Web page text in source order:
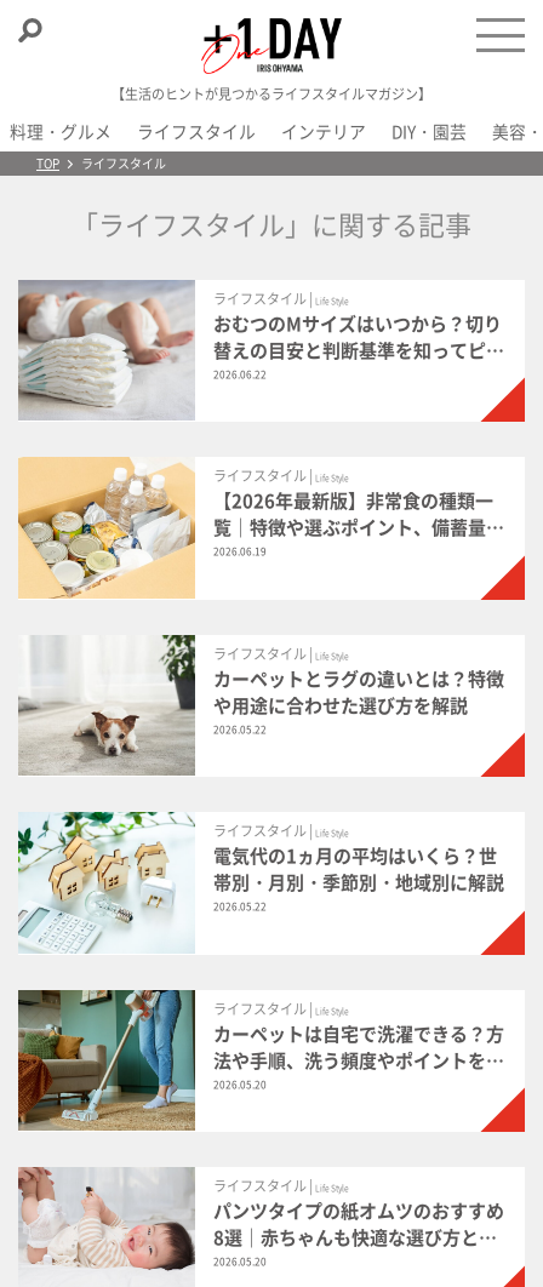
【生活のヒントが見つかるライフスタイルマガジン】
料理・グルメ ライフスタイル インテリア DIY・園芸 美容
TOP＋1 Dayライフスタイル
「ライフスタイル」に関する記事
ライフスタイル |Life Style
おむつのMサイズはいつから？切り
替えの目安と判断基準を知ってピッ
タリ快適に
2026.06.22
ライフスタイル |Life Style
【2026年最新版】非常食の種類一
覧｜特徴や選ぶポイント、備蓄量の
目安も解説
2026.06.19
ライフスタイル |Life Style
カーペットとラグの違いとは？特徴
や用途に合わせた選び方を解説
2026.05.22
ライフスタイル |Life Style
電気代の1ヵ月の平均はいくら？世
帯別・月別・季節別・地域別に解説
2026.05.22
ライフスタイル |Life Style
カーペットは自宅で洗濯できる？方
法や手順、洗う頻度やポイントを解
説
2026.05.20
ライフスタイル |Life Style
パンツタイプの紙オムツのおすすめ
8選｜赤ちゃんも快適な選び方とは
かせるコツ
2026.05.20